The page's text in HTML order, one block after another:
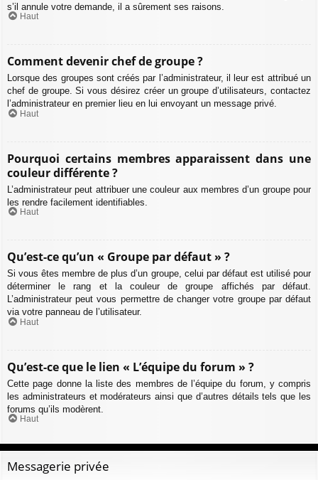
s’il annule votre demande, il a sûrement ses raisons.
Haut
Comment devenir chef de groupe ?
Lorsque des groupes sont créés par l’administrateur, il leur est attribué un
chef de groupe. Si vous désirez créer un groupe d’utilisateurs, contactez
l’administrateur en premier lieu en lui envoyant un message privé.
Haut
Pourquoi certains membres apparaissent dans une
couleur différente ?
L’administrateur peut attribuer une couleur aux membres d’un groupe pour
les rendre facilement identifiables.
Haut
Qu’est-ce qu’un « Groupe par défaut » ?
Si vous êtes membre de plus d’un groupe, celui par défaut est utilisé pour
déterminer le rang et la couleur de groupe affichés par défaut.
L’administrateur peut vous permettre de changer votre groupe par défaut
via votre panneau de l’utilisateur.
Haut
Qu’est-ce que le lien « L’équipe du forum » ?
Cette page donne la liste des membres de l’équipe du forum, y compris
les administrateurs et modérateurs ainsi que d’autres détails tels que les
forums qu’ils modèrent.
Haut
Messagerie privée